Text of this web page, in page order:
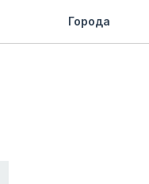
Города